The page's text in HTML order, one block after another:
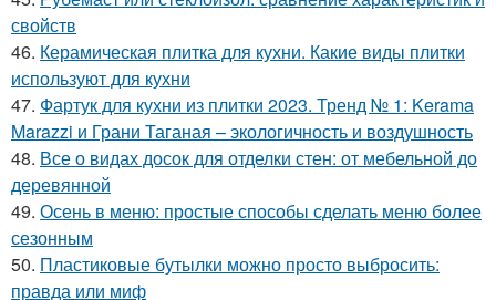
свойств
46. Керамическая плитка для кухни. Какие виды плитки
используют для кухни
47. Фартук для кухни из плитки 2023. Тренд № 1: Kerama
Marazzi и Грани Таганая – экологичность и воздушность
48. Все о видах досок для отделки стен: от мебельной до
деревянной
49. Осень в меню: простые способы сделать меню более
сезонным
50. Пластиковые бутылки можно просто выбросить:
правда или миф